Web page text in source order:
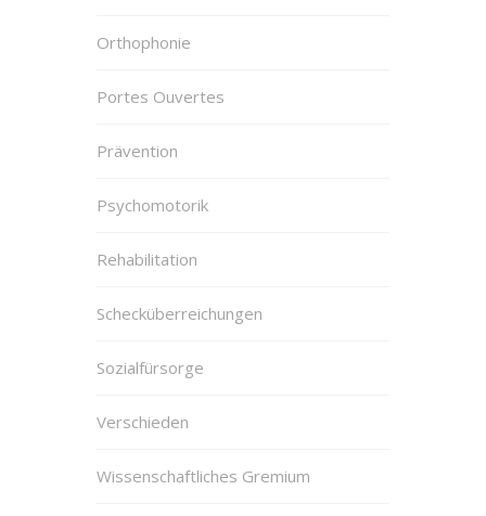
Orthophonie
Portes Ouvertes
Prävention
Psychomotorik
Rehabilitation
Schecküberreichungen
Sozialfürsorge
Verschieden
Wissenschaftliches Gremium